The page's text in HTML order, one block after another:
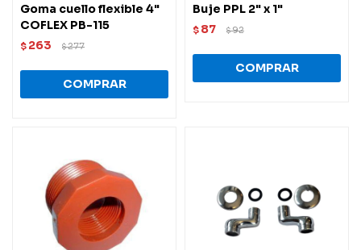
Goma cuello flexible 4"
COFLEX PB-115
$ 263 $277
Buje PPL 2" x 1"
$ 87 $92